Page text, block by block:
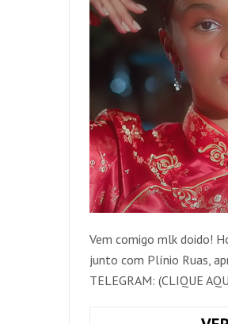
Vem comigo mlk doido!
junto com Plínio Ruas,
TELEGRAM: (CLIQUE